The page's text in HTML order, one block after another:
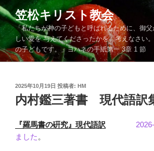
コ
ン
テ
ン
ツ
笠松キリスト教会
「私たちが神の子どもと呼ばれるために、御
しい愛を 与えてくださったかを、考えなさい
の子どもです。」ヨハネの手紙第一 3章 1 節
投
日:
2025年10月19日 投稿者: HM
内村鑑三著書 現代語
『羅馬書の硏究』現代語訳
ました 。